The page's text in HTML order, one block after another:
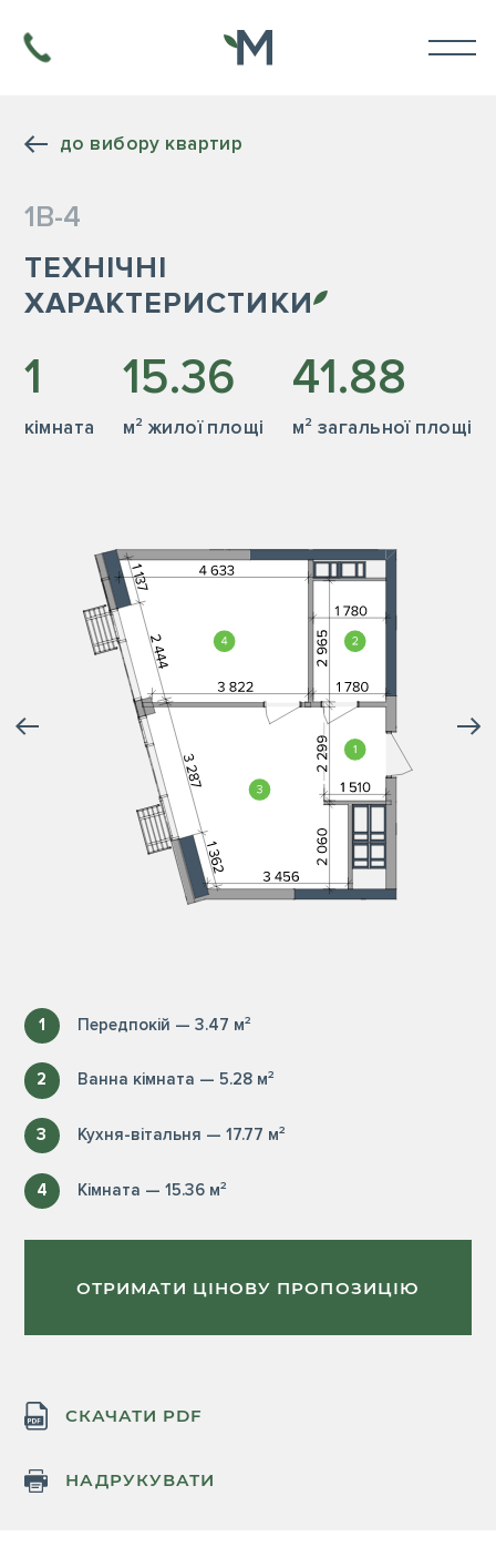
до вибору квартир
1В-4
ТЕХНІЧНІ
ХАРАКТЕРИСТИКИ
1
кiмната
15.36
м² жилої площі
41.88
м² загальної площі
1 Передпокій — 3.47 м²
2 Ванна кімната — 5.28 м²
3 Кухня-вітальня — 17.77 м²
4 Кімната — 15.36 м²
ОТРИМАТИ ЦІНОВУ ПРОПОЗИЦІЮ
СКАЧАТИ PDF
НАДРУКУВАТИ